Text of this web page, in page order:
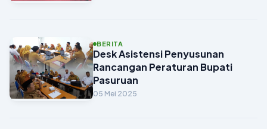
BERITA
Desk Asistensi Penyusunan
Rancangan Peraturan Bupati
Pasuruan
05 Mei 2025